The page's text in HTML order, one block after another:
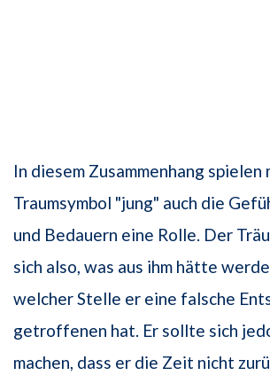
In diesem Zusammenhang spielen
Traumsymbol "jung" auch die
und Bedauern eine Rolle. Der
sich also, was aus ihm hätte
welcher Stelle er eine falsche
getroffenen hat. Er sollte sich
machen, dass er die Zeit nicht